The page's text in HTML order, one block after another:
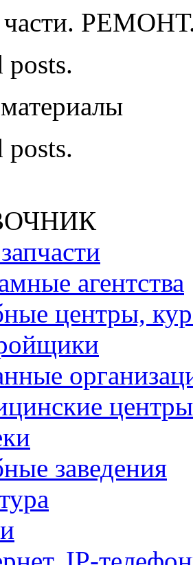
части.
posts.
posts.
агентства
центры,
центры
заведения